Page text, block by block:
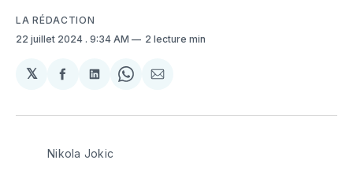
LA RÉDACTION
22 juillet 2024 . 9:34 AM 2 lecture min
𝕏
Partager
Facebook
Partager
LinkedIn
Share
WhatsApp
Partager
Courriel
Nikola Jokic